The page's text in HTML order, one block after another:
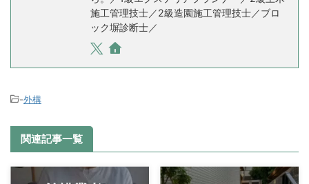
施工管理技士／2級造園施工管理技士／ブロ
ック塀診断士／
-外構
関連記事一覧